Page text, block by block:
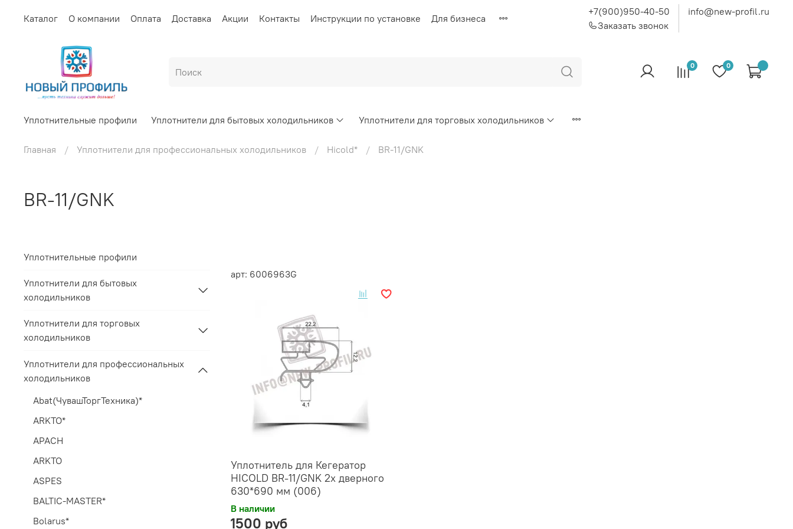
Каталог О компании Оплата Доставка Акции Контакты Инструкции по установке Для бизнеса
+7(900)950-40-50
Заказать звонок
info@new-profil.ru
0 0
Уплотнительные профили Уплотнители для бытовых холодильников Уплотнители для торговых холодильников
Главная Уплотнители для профессиональных холодильников Hicold* BR-11/GNK
BR-11/GNK
арт: 6006963G
Уплотнитель для Кегератор
HICOLD BR-11/GNK 2х дверного
630*690 мм (006)
В наличии
1500 руб
Уплотнительные профили
Уплотнители для бытовых
холодильников
Уплотнители для торговых
холодильников
Уплотнители для профессиональных
холодильников
Abat(ЧувашТоргТехника)*
ARKTO*
APACH
ARKTO
ASPES
BALTIC-MASTER*
Bolarus*